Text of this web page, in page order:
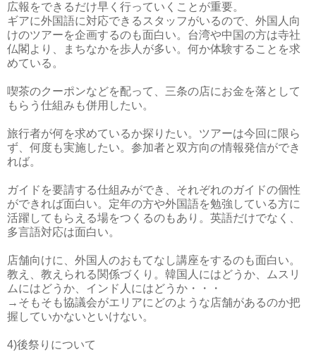
広報をできるだけ早く行っていくことが重要。
ギアに外国語に対応できるスタッフがいるので、外国人向
けのツアーを企画するのも面白い。台湾や中国の方は寺社
仏閣より、まちなかを歩人が多い。何か体験することを求
めている。
喫茶のクーポンなどを配って、三条の店にお金を落として
もらう仕組みも併用したい。
旅行者が何を求めているか探りたい。ツアーは今回に限ら
ず、何度も実施したい。参加者と双方向の情報発信ができ
れば。
ガイドを要請する仕組みができ、それぞれのガイドの個性
ができれば面白い。定年の方や外国語を勉強している方に
活躍してもらえる場をつくるのもあり。英語だけでなく、
多言語対応は面白い。
店舗向けに、外国人のおもてなし講座をするのも面白い。
教え、教えられる関係づくり。韓国人にはどうか、ムスリ
ムにはどうか、インド人にはどうか・・・
→そもそも協議会がエリアにどのような店舗があるのか把
握していかないといけない。
4)後祭りについて